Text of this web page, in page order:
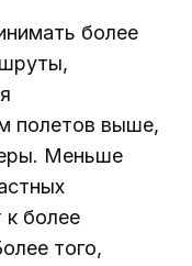
более
полетов выше,
Меньше
более
того,